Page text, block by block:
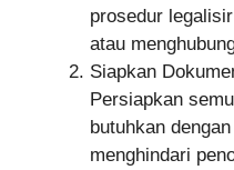
prosedur
atau
Siapkan
Persiapkan
butuhkan
menghindari